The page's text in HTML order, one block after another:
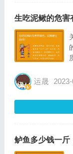
生吃泥鳅的危害
运晟
鲈鱼多少钱一斤